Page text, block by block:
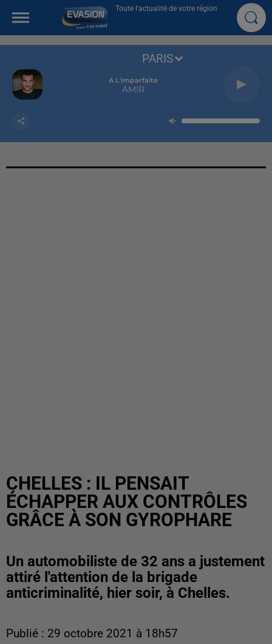
Toute l'actualité de votre région
A L'imparfaite
AMIR
PARIS
CHELLES : IL PENSAIT
ÉCHAPPER AUX CONTRÔLES
GRÂCE À SON GYROPHARE
Un automobiliste de 32 ans a justement
attiré l'attention de la brigade
anticriminalité, hier soir, à Chelles.
Publié : 29 octobre 2021 à 18h57